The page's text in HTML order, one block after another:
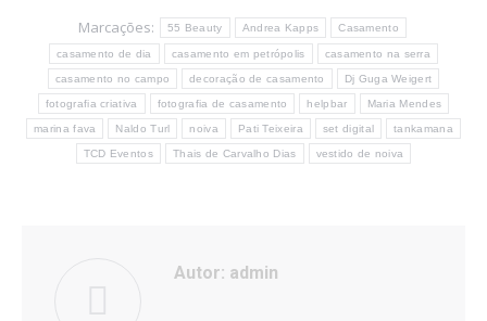
Marcações:
55 Beauty Andrea Kapps Casamento
casamento de dia casamento em petrópolis casamento na serra
casamento no campo decoração de casamento Dj Guga Weigert
fotografia criativa fotografia de casamento helpbar Maria Mendes
marina fava Naldo Turl noiva Pati Teixeira set digital tankamana
TCD Eventos Thais de Carvalho Dias vestido de noiva
Autor: admin